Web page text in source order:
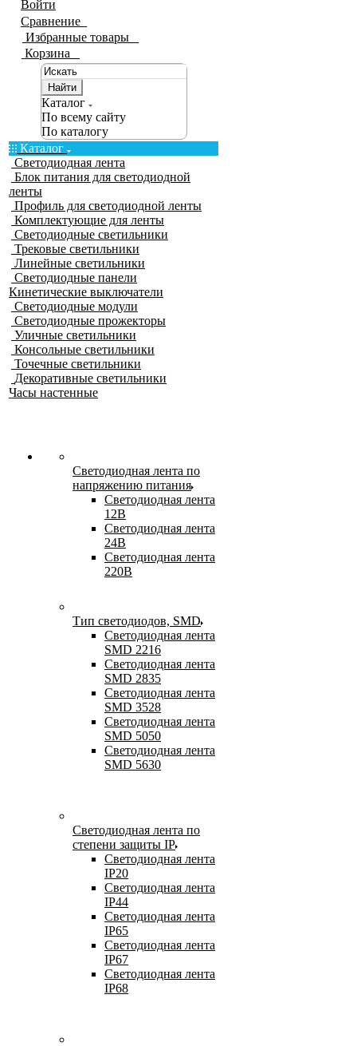
Войти
Сравнение
Избранные товары
Корзина
Найти
Каталог
По всему сайту
По каталогу
Каталог
Светодиодная лента
Блок питания для светодиодной
ленты
Профиль для светодиодной ленты
Комплектующие для ленты
Светодиодные светильники
Трековые светильники
Линейные светильники
Светодиодные панели
Кинетические выключатели
Светодиодные модули
Светодиодные прожекторы
Уличные светильники
Консольные светильники
Точечные светильники
Декоративные светильники
Часы настенные
Светодиодная лента по
напряжению питания
Светодиодная лента
12В
Светодиодная лента
24В
Светодиодная лента
220В
Тип светодиодов, SMD
Cветодиодная лента
SMD 2216
Светодиодная лента
SMD 2835
Светодиодная лента
SMD 3528
Светодиодная лента
SMD 5050
Светодиодная лента
SMD 5630
Светодиодная лента по
степени защиты IP
Светодиодная лента
IP20
Светодиодная лента
IP44
Светодиодная лента
IP65
Светодиодная лента
IP67
Светодиодная лента
IP68